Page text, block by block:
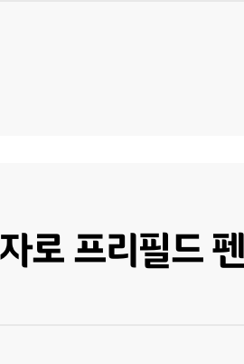
로 프리필드